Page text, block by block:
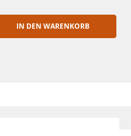
IN DEN WARENKORB